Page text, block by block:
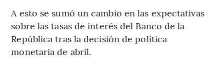
A esto se sumó un cambio en las expectativas
sobre las tasas de interés del Banco de la
República tras la decisión de política
monetaria de abril.